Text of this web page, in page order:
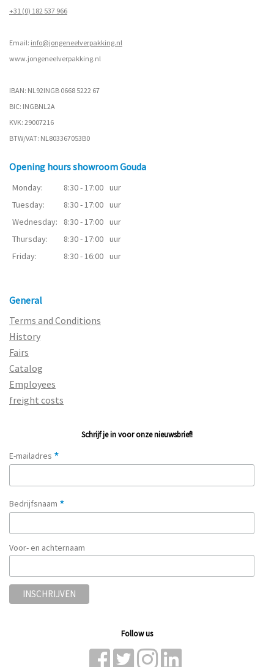
+31 (0) 182 537 966
Email: info@jongeneelverpakking.nl
www.jongeneelverpakking.nl
IBAN: NL92INGB 0668 5222 67
BIC: INGBNL2A
KVK: 29007216
BTW/VAT: NL803367053B0
Opening hours showroom Gouda
Monday: 8:30 - 17:00 uur
Tuesday:
8:30 - 17:00 uur
Wednesday:
8:30 - 17:00 uur
Thursday:
8:30 - 17:00 uur
Friday:
8:30 - 16:00 uur
General
Terms and Conditions
History
Fairs
Catalog
Employees
freight costs
Schrijf je in voor onze nieuwsbrief!
E-mailadres *
Bedrijfsnaam *
Voor- en achternaam
Follow us